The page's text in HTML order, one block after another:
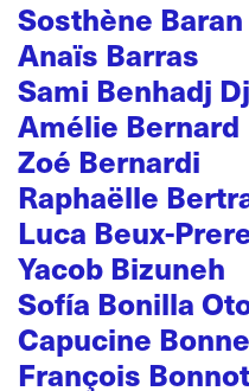
Sosthène Baran
Anaïs Barras
Sami Benhadj
Amélie Bernard
Zoé Bernardi
Raphaëlle
Luca Beux-
Yacob Bizuneh
Sofía Bonilla
Capucine
François Bonnot